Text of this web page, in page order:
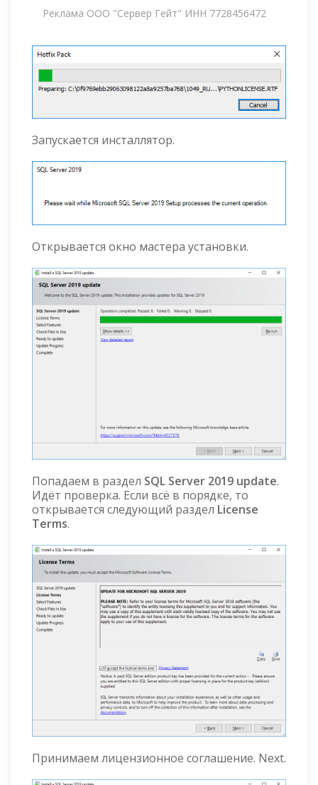
Реклама ООО "Сервер Гейт" ИНН 7728456472
Запускается инсталлятор.
Открывается окно мастера установки.
Попадаем в раздел SQL Server 2019 update.
Идёт проверка. Если всё в порядке, то
открывается следующий раздел License
Terms.
Принимаем лицензионное соглашение. Next.